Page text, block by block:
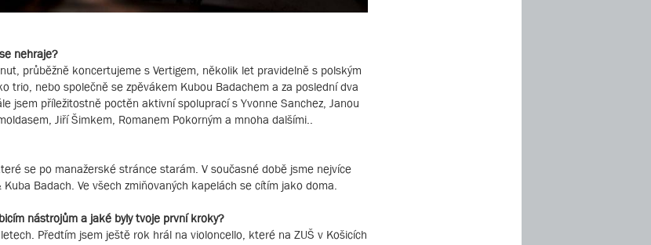
nehraje?
průběžně koncertujeme s Vertigem, několik let pravidelně s polským
trio, nebo společně se zpěvákem Kubou Badachem a za poslední dva
jsem příležitostně poctěn aktivní spoluprací s Yvonne Sanchez, Janou
Jiří Šimkem, Romanem Pokorným a mnoha dalšími..
se po manažerské stránce starám. V současné době jsme nejvíce
Badach. Ve všech zmiňovaných kapelách se cítím jako doma.
nástrojům a jaké byly tvoje první kroky?
Předtím jsem ještě rok hrál na violoncello, které na ZUŠ v Košicích